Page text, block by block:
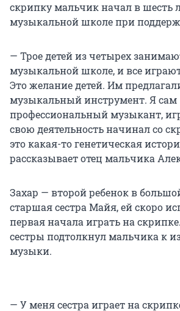
скрипку мальчик начал в шесть
музыкальной школе при
— Трое детей из четырех
музыкальной школе, и все
Это желание детей. Им
музыкальный инструмент. Я сам
профессиональный музыкант,
свою деятельность начинал со
это какая-то генетическая
рассказывает отец мальчика
Захар — второй ребенок в
старшая сестра Майя, ей скоро
первая начала играть на
сестры подтолкнул мальчика к
музыки.
— У меня сестра играет на